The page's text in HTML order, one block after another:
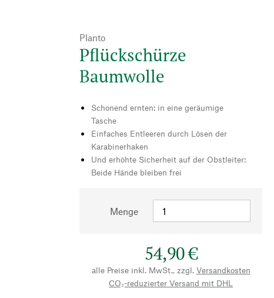
Planto
Pflückschürze
Baumwolle
Schonend ernten: in eine geräumige
Tasche
Einfaches Entleeren durch Lösen der
Karabinerhaken
Und erhöhte Sicherheit auf der Obstleiter:
Beide Hände bleiben frei
Menge
54,90 €
alle Preise inkl. MwSt., zzgl. Versandkosten
CO₂-reduzierter Versand mit DHL